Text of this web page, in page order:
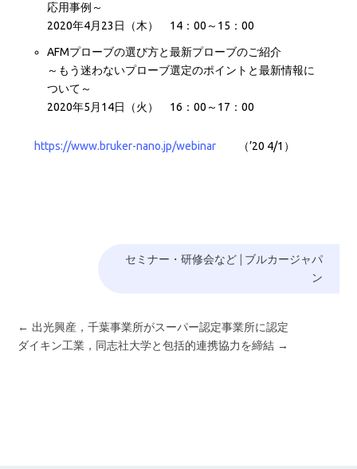
応用事例～
2020年4月23日（木） 14：00～15：00
AFMプローブの選び方と最新プローブのご紹介
～もう迷わないプローブ選定のポイントと最新情報に
ついて～
2020年5月14日（火） 16：00～17：00
https://www.bruker-nano.jp/webinar（’20 4/1）
セミナー・研修会など| ブルカージャパ
ン
← 出光興産，千葉事業所がスーパー認定事業所に認定
ダイキン工業，同志社大学と包括的連携協力を締結 →